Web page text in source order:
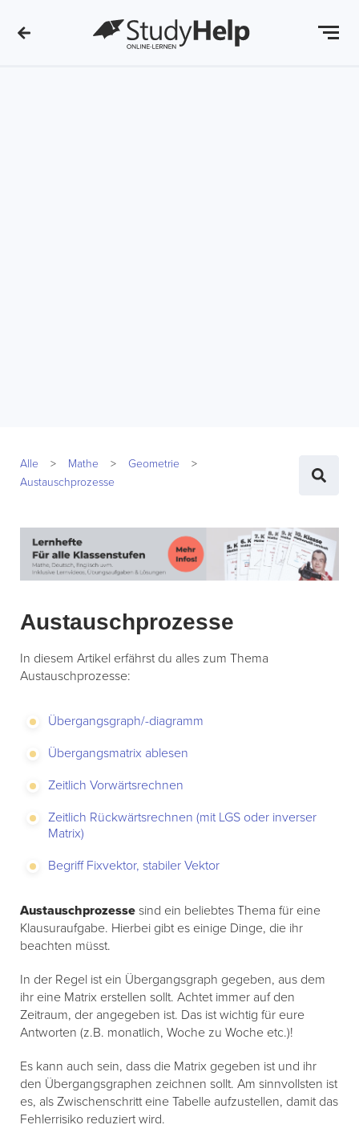
Alle Mathe
Geometrie
Austauschprozesse
Austauschprozesse
In diesem Artikel erfährst du alles zum Thema
Austauschprozesse:
Übergangsgraph/-diagramm
Übergangsmatrix ablesen
Zeitlich Vorwärtsrechnen
Zeitlich Rückwärtsrechnen (mit LGS oder inverser
Matrix)
Begriff Fixvektor, stabiler Vektor
Austauschprozesse sind ein beliebtes Thema für eine
Klausuraufgabe. Hierbei gibt es einige Dinge, die ihr
beachten müsst.
In der Regel ist ein Übergangsgraph gegeben, aus dem
ihr eine Matrix erstellen sollt. Achtet immer auf den
Zeitraum, der angegeben ist. Das ist wichtig für eure
Antworten (z.B. monatlich, Woche zu Woche etc.)!
Es kann auch sein, dass die Matrix gegeben ist und ihr
den Übergangsgraphen zeichnen sollt. Am sinnvollsten ist
es, als Zwischenschritt eine Tabelle aufzustellen, damit das
Fehlerrisiko reduziert wird.